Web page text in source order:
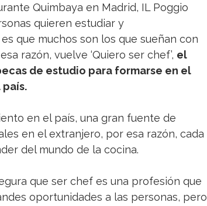
Quimbaya en Madrid, IL Poggio
quieren estudiar y
que muchos son los que sueñan con
razón, vuelve ‘Quiero ser chef’, el
de estudio para formarse en el
país.
en el país, una gran fuente de
en el extranjero, por esa razón, cada
del mundo de la cocina.
que ser chef es una profesión que
oportunidades a las personas, pero